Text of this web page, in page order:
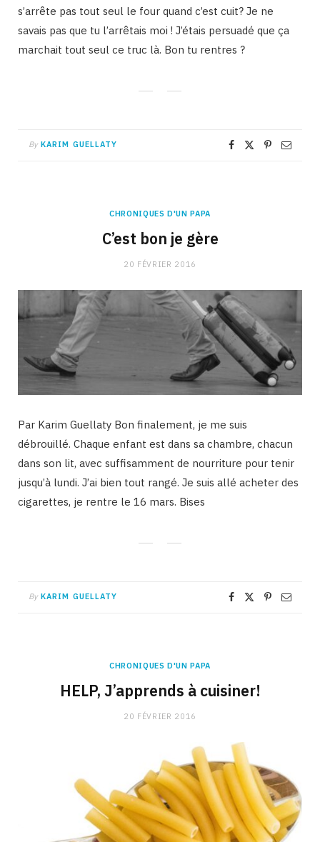
s’arrête pas tout seul le four quand c’est cuit? Je ne
savais pas que tu l’arrêtais moi ! J’étais persuadé que ça
marchait tout seul ce truc là. Bon tu rentres ?
By KARIM GUELLATY
CHRONIQUES D'UN PAPA
C’est bon je gère
20 FÉVRIER 2016
Par Karim Guellaty Bon finalement, je me suis
débrouillé. Chaque enfant est dans sa chambre, chacun
dans son lit, avec suffisamment de nourriture pour tenir
jusqu’à lundi. J’ai bien tout rangé. Je suis allé acheter des
cigarettes, je rentre le 16 mars. Bises
By KARIM GUELLATY
CHRONIQUES D'UN PAPA
HELP, J’apprends à cuisiner!
20 FÉVRIER 2016